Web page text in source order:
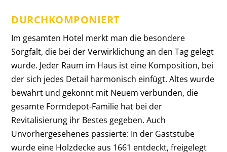
DURCHKOMPONIERT
Im gesamten Hotel merkt man die besondere
Sorgfalt, die bei der Verwirklichung an den Tag gelegt
wurde. Jeder Raum im Haus ist eine Komposition, bei
der sich jedes Detail harmonisch einfügt. Altes wurde
bewahrt und gekonnt mit Neuem verbunden, die
gesamte Formdepot-Familie hat bei der
Revitalisierung ihr Bestes gegeben. Auch
Unvorhergesehenes passierte: In der Gaststube
wurde eine Holzdecke aus 1661 entdeckt, freigelegt